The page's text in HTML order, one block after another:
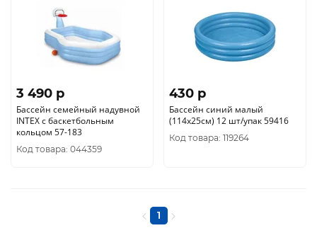
3 490 p
Бассейн семейный надувной
INTEX с баскетбольным
кольцом 57-183
Код товара: 044359
430 p
Бассейн синий малый
(114х25см) 12 шт/упак 59416
Код товара: 119264
1